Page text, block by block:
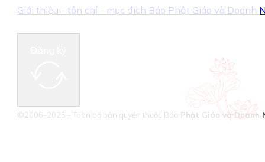
Giới thiệu - tôn chỉ - mục đích Báo Phật Giáo và Doanh
©2006-2025 - Toàn bộ bản quyền thuộc Báo Phật Giáo và Doanh